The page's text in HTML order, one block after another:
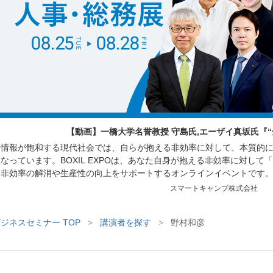
【動画】一橋大学名誉教授 守島氏,エーザイ真坂氏『
情報が飽和する現代社会では、自らが抱える非効率に対して、本質的
なっています。BOXIL EXPOは、あなた自身が抱える非効率に対して
非効率の解消や生産性の向上をサポートするオンラインイベントです
働く方々を対象に、人材の採用育成や組織づくり、業務効率化に繋が
スマートキャンプ株式会社
ネスセミナー TOP > 講演者を探す > 野村和彦